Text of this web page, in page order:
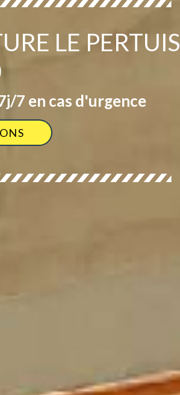
LE PERTUIS
7 en cas d'urgence